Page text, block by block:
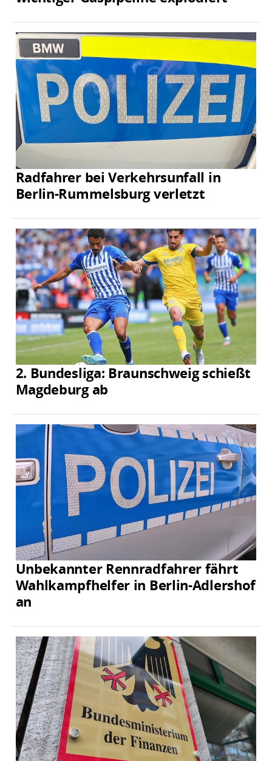
Radfahrer bei Verkehrsunfall in
Berlin-Rummelsburg verletzt
2. Bundesliga: Braunschweig schießt
Magdeburg ab
Unbekannter Rennradfahrer fährt
Wahlkampfhelfer in Berlin-Adlershof
an